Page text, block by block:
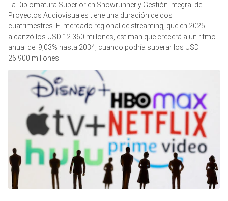
La Diplomatura Superior en Showrunner y Gestión Integral de
Proyectos Audiovisuales tiene una duración de dos
cuatrimestres. El mercado regional de streaming, que en 2025
alcanzó los USD 12.360 millones, estiman que crecerá a un ritmo
anual del 9,03% hasta 2034, cuando podría superar los USD
26.900 millones